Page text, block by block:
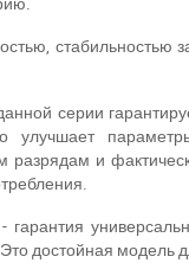
стабильностью
серии
улучшает
разрядам и
гарантия
достойная модель
За відсутності